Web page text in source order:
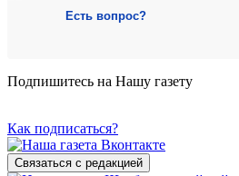
Есть вопрос?
Подпишитесь на Нашу газету
Как подписаться?
Связаться с редакцией